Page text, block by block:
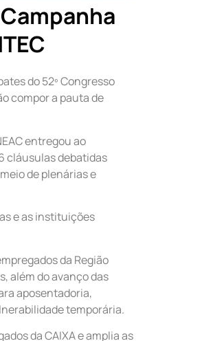
do 52º Congresso
compor a pauta de
entregou ao
cláusulas debatidas
de plenárias e
e as instituições
da Região
além do avanço das
aposentadoria,
temporária.
da CAIXA e amplia as